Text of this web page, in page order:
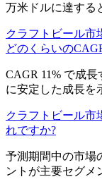
万米ドルに達する
クラフトビール市
どのくらいの
CAGR 11% で成
に安定した成長を
クラフトビール市
れですか?
予測期間中の市場
ントが主要セグメ